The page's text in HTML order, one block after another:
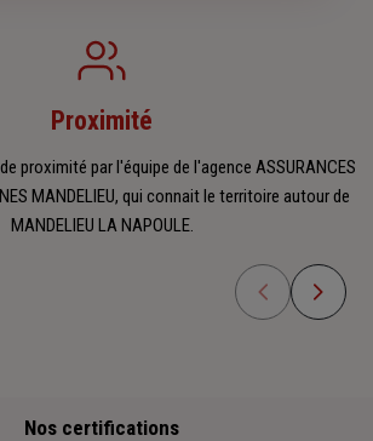
Proximité
proximité par l'équipe de l'agence ASSURANCES
MANDELIEU, qui connait le territoire autour de
MANDELIEU LA NAPOULE.
Nos certifications